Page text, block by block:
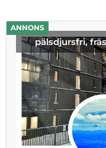
ANNONS
pälsdjursfri,